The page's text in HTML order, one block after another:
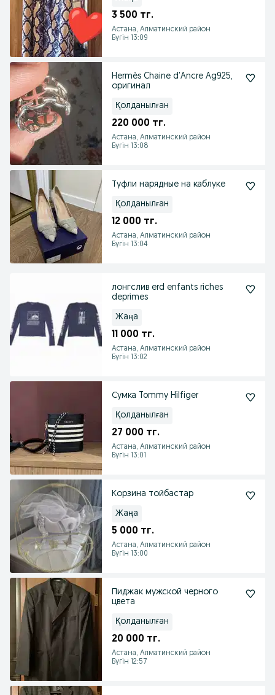
3 500 тг.
Астана, Алматинский район
Бүгін 13:09
Hermès Chaine d’Ancre Ag925,
оригинал
Қолданылған
220 000 тг.
Астана, Алматинский район
Бүгін 13:08
Туфли нарядные на каблуке
Қолданылған
12 000 тг.
Астана, Алматинский район
Бүгін 13:04
лонгслив erd enfants riches
deprimes
Жаңа
11 000 тг.
Астана, Алматинский район
Бүгін 13:02
Сумка Tommy Hilfiger
Қолданылған
27 000 тг.
Астана, Алматинский район
Бүгін 13:01
Корзина тойбастар
Жаңа
5 000 тг.
Астана, Алматинский район
Бүгін 13:00
Пиджак мужской черного
цвета
Қолданылған
20 000 тг.
Астана, Алматинский район
Бүгін 12:57